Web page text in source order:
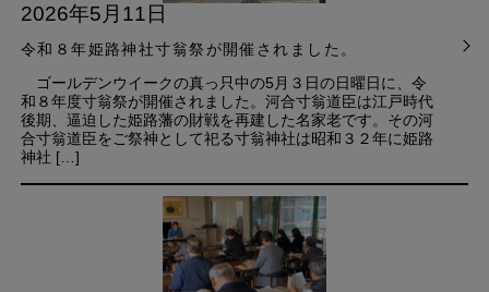
2026年5月11日
令和８年姫路神社寸翁祭が開催されました。
ゴールデンウイークの真っ只中の5月３日の日曜日に、令
和８年度寸翁祭が開催されました。河合寸翁道臣は江戸時代
後期、逼迫した姫路藩の財戦を再建した名家老です。その河
合寸翁道臣をご祭神として祀る寸翁神社は昭和３２年に姫路
神社 […]